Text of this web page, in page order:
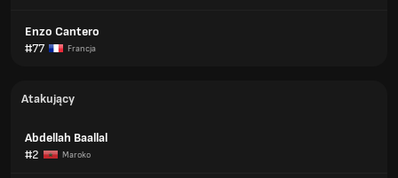
Enzo Cantero
#77
Francja
Atakujący
Abdellah Baallal
#2
Maroko